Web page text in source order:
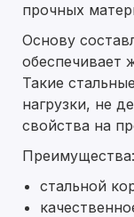
прочных
Основу
обеспечивает
Такие
нагрузки, не
свойства на
Преимущества:
стальной